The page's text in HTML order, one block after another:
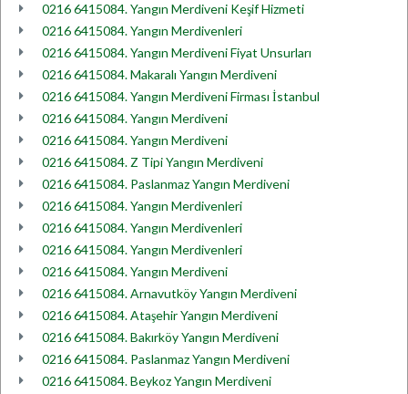
0216 6415084. Yangın Merdiveni Keşif Hizmeti
0216 6415084. Yangın Merdivenleri
0216 6415084. Yangın Merdiveni Fiyat Unsurları
0216 6415084. Makaralı Yangın Merdiveni
0216 6415084. Yangın Merdiveni Firması İstanbul
0216 6415084. Yangın Merdiveni
0216 6415084. Yangın Merdiveni
0216 6415084. Z Tipi Yangın Merdiveni
0216 6415084. Paslanmaz Yangın Merdiveni
0216 6415084. Yangın Merdivenleri
0216 6415084. Yangın Merdivenleri
0216 6415084. Yangın Merdivenleri
0216 6415084. Yangın Merdiveni
0216 6415084. Arnavutköy Yangın Merdiveni
0216 6415084. Ataşehir Yangın Merdiveni
0216 6415084. Bakırköy Yangın Merdiveni
0216 6415084. Paslanmaz Yangın Merdiveni
0216 6415084. Beykoz Yangın Merdiveni